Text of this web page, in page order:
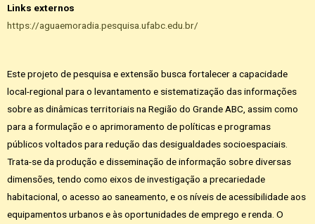
Links externos
https://aguaemoradia.pesquisa.ufabc.edu.br/
Este projeto de pesquisa e extensão busca fortalecer a capacidade
local-regional para o levantamento e sistematização das informações
sobre as dinâmicas territoriais na Região do Grande ABC, assim como
para a formulação e o aprimoramento de políticas e programas
públicos voltados para redução das desigualdades socioespaciais.
Trata-se da produção e disseminação de informação sobre diversas
dimensões, tendo como eixos de investigação a precariedade
habitacional, o acesso ao saneamento, e os níveis de acessibilidade aos
equipamentos urbanos e às oportunidades de emprego e renda. O